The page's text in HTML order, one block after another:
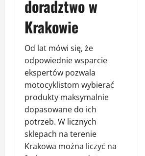
doradztwo w
Krakowie
Od lat mówi się, że
odpowiednie wsparcie
ekspertów pozwala
motocyklistom wybierać
produkty maksymalnie
dopasowane do ich
potrzeb. W licznych
sklepach na terenie
Krakowa można liczyć na